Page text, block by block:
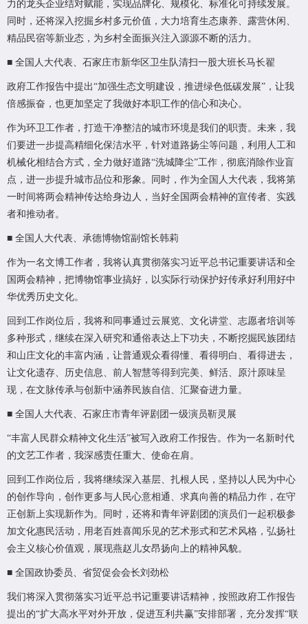
力的龙头企业结对赋能，实现品牌化、规模化、标准化可持续发展。
同时，还将深入挖掘乡村多元价值，大力培育生态康养、露营休闲、
精品民宿等新业态，为乡村全面振兴注入源源不断的活力。
■ 全国人大代表、石家庄市新华区卫生队清扫一股大班长马长翟
政府工作报告中提出“加强生态文明建设，推进绿色低碳发展”，让我
倍感振奋，也更加坚定了我做好本职工作的信心和决心。
作为环卫工作者，打造干净整洁的城市环境是我们的职责。未来，我
们要进一步提高精细化保洁水平，针对道路扬尘等问题，利用人工和
机械化相结合方式，全力做好道路“洗城降尘”工作，彻底消除作业盲
点，进一步提升城市品位和形象。同时，作为全国人大代表，我将第
一时间将两会精神传达给身边人，当好全国两会精神的宣传者、实践
者和推动者。
■ 全国人大代表、承德博物馆副馆长韩莉
作为一名文博工作者，我将认真贯彻落实习近平总书记重要讲话和全
国两会精神，把博物馆事业搞好，以实际行动保护好传承好利用好中
华优秀历史文化。
回到工作岗位后，我将和同事通过云展览、文化讲堂、志愿者培训等
多种形式，继续在深入研究和通俗表达上下功夫，不断挖掘民族团结
和山庄文化的丰富内涵，让普通观众看得懂、看得明白、看得进去，
让文化遗存、历史信息、前人智慧等得到完美、鲜活、原汁原味呈
现，在文脉传承与创新中涵养民族自信、汇聚奋进力量。
■ 全国人大代表、石家庄市青年评剧团一级演员靳灵展
“丰富人民群众精神文化生活”被写入政府工作报告。作为一名新时代
的文艺工作者，我深感责任重大、使命在肩。
回到工作岗位后，我将继续深入基层、扎根人民，坚持以人民为中心
的创作导向，创作更多与人民心意相通、求真向善的精品力作，在守
正创新上实现新作为。同时，还将和青年评剧团的演员们一起积极参
加文化惠民活动，用老百姓喜闻乐见的艺术形式和艺术风格，弘扬社
会主义核心价值观，展现燕赵儿女昂扬向上的精神风貌。
■ 全国政协委员、省贸促会会长刘劲松
我们将深入贯彻落实习近平总书记重要讲话精神，按照政府工作报告
提出的“扩大高水平对外开放，促进互利共赢”安排部署，充分发挥“联